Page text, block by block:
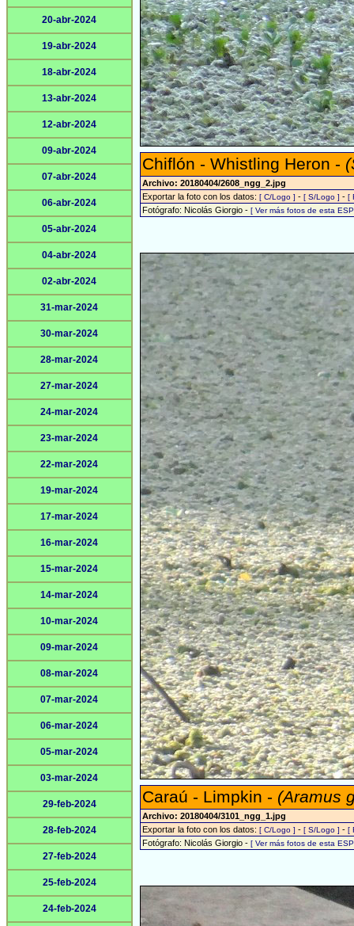
20-abr-2024
19-abr-2024
18-abr-2024
13-abr-2024
12-abr-2024
09-abr-2024
07-abr-2024
06-abr-2024
05-abr-2024
04-abr-2024
02-abr-2024
31-mar-2024
30-mar-2024
28-mar-2024
27-mar-2024
24-mar-2024
23-mar-2024
22-mar-2024
19-mar-2024
17-mar-2024
16-mar-2024
15-mar-2024
14-mar-2024
10-mar-2024
09-mar-2024
08-mar-2024
07-mar-2024
06-mar-2024
05-mar-2024
03-mar-2024
29-feb-2024
28-feb-2024
27-feb-2024
25-feb-2024
24-feb-2024
Chiflón - Whistling Heron -
Archivo: 20180404/2608_ngg_2.jpg
Exportar la foto con los datos: [ C/Logo ] - [ S/Logo ] - [
Fotógrafo: Nicolás Giorgio - [ Ver más fotos de esta
Caraú - Limpkin - (Aramus
Archivo: 20180404/3101_ngg_1.jpg
Exportar la foto con los datos: [ C/Logo ] - [ S/Logo ] - [
Fotógrafo: Nicolás Giorgio - [ Ver más fotos de esta